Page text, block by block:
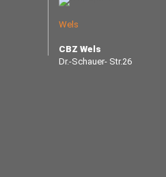
Wels
CBZ Wels
Dr.-Schauer- Str.26